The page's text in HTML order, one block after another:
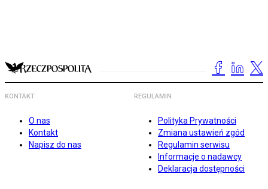
KONTAKT
O nas
Kontakt
Napisz do nas
REGULAMIN
Polityka Prywatności
Zmiana ustawień zgód
Regulamin serwisu
Informacje o nadawcy
Deklaracja dostępności